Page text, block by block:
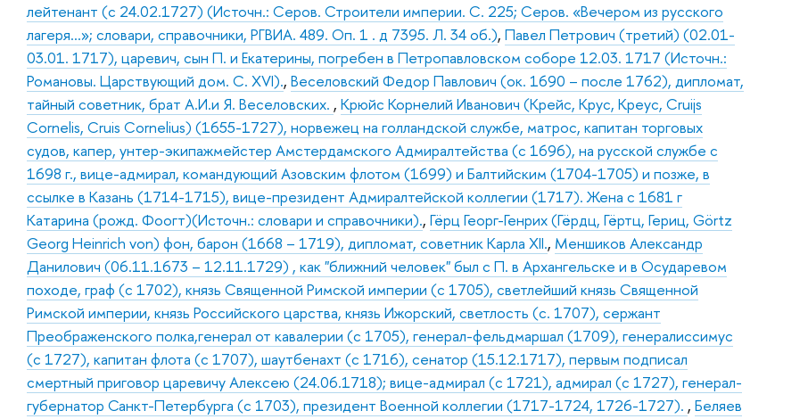
лейтенант (с 24.02.1727) (Источн.: Серов. Строители империи. С. 225; Серов. «Вечером из русского
лагеря…»; словари, справочники, РГВИА. 489. Оп. 1 . д 7395. Л. 34 об.),Павел Петрович (третий) (02.01-
03.01. 1717), царевич, сын П. и Екатерины, погребен в Петропавловском соборе 12.03. 1717 (Источн.:
Романовы. Царствующий дом. С. XVI).,Веселовский Федор Павлович (ок. 1690 – после 1762), дипломат,
тайный советник, брат А.И.и Я. Веселовских. ,Крюйс Корнелий Иванович (Крейс, Крус, Креус, Cruijs
Cornelis, Cruis Cornelius) (1655-1727), норвежец на голландской службе, матрос, капитан торговых
судов, капер, унтер-экипажмейстер Амстердамского Адмиралтейства (с 1696), на русской службе с
1698 г., вице-адмирал, командующий Азовским флотом (1699) и Балтийским (1704-1705) и позже, в
ссылке в Казань (1714-1715), вице-президент Адмиралтейской коллегии (1717). Жена с 1681 г
Катарина (рожд. Фоогт)(Источн.: словари и справочники).,Гёрц Георг-Генрих (Гёрдц, Гёртц, Гериц, Görtz
Georg Heinrich von) фон, барон (1668 – 1719), дипломат, советник Карла XII., Меншиков Александр
Данилович (06.11.1673 – 12.11.1729) , как "ближний человек" был с П. в Архангельске и в Осударевом
походе, граф (с 1702), князь Священной Римской империи (с 1705), светлейший князь Священной
Римской империи, князь Российского царства, князь Ижорский, светлость (с. 1707), сержант
Преображенского полка,генерал от кавалерии (с 1705), генерал-фельдмаршал (1709), генералиссимус
(с 1727), капитан флота (с 1707), шаутбенахт (с 1716), сенатор (15.12.1717), первым подписал
смертный приговор царевичу Алексею (24.06.1718); вице-адмирал (с 1721), адмирал (с 1727), генерал-
губернатор Санкт-Петербурга (с 1703), президент Военной коллегии (1717-1724, 1726-1727). ,Беляев